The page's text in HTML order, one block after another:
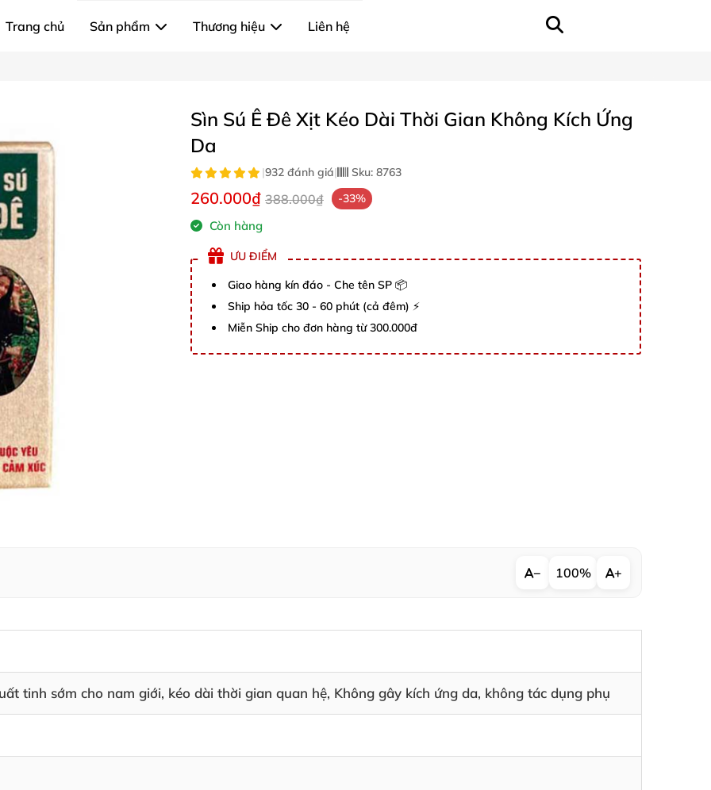
Trang chủ Sản phẩm Thương hiệu Liên hệ
Sìn Sú Ê Đê Xịt Kéo Dài Thời Gian Không Kích Ứng
Da
|932 đánh giá| Sku: 8763
260.000₫ 388.000₫ -33%
Còn hàng
ƯU ĐIỂM
Giao hàng kín đáo - Che tên SP 📦
Ship hỏa tốc 30 - 60 phút (cả đêm) ⚡
Miễn Ship cho đơn hàng từ 300.000đ
− 100% +
tinh sớm cho nam giới, kéo dài thời gian quan hệ, Không gây kích ứng da, không tác dụng phụ